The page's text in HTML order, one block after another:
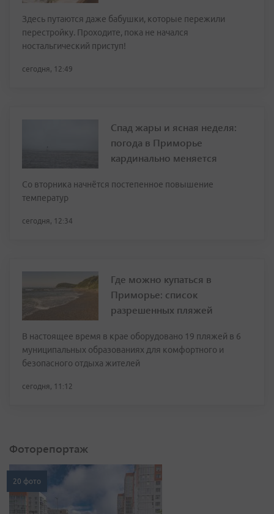
Здесь путаются даже бабушки, которые пережили
перестройку. Проходите, пока не начался
ностальгический приступ!
сегодня, 12:49
Спад жары и ясная неделя:
погода в Приморье
кардинально меняется
Со вторника начнётся постепенное повышение
температур
сегодня, 12:34
Где можно купаться в
Приморье: список
разрешенных пляжей
В настоящее время в крае оборудовано 19 пляжей в 6
муниципальных образованиях для комфортного и
безопасного отдыха жителей
сегодня, 11:12
Фоторепортаж
20 фото